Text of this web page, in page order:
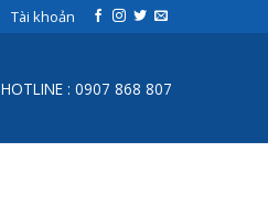
Tài khoản
HOTLINE : 0907 868 807